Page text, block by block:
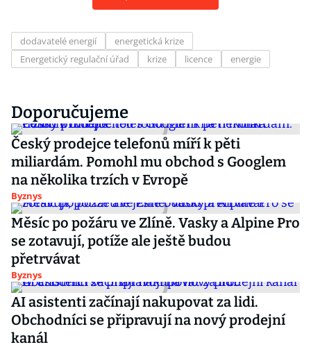
dodavatelé energií
energetická krize
Energetický regulační úřad
krize licence energie
Doporučujeme
Český prodejce telefonů míří k pěti
miliardám. Pomohl mu obchod s Googlem
na několika trzích v Evropě
Byznys
Měsíc po požáru ve Zlíně. Vasky a Alpine Pro
se zotavují, potíže ale ještě budou
přetrvávat
Byznys
AI asistenti začínají nakupovat za lidi.
Obchodníci se připravují na nový prodejní
kanál